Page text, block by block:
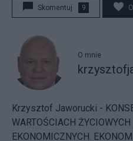
Skomentuj 9
O mnie
Krzysztof Jaworucki -
WARTOŚCIACH
EKONOMICZNYCH.